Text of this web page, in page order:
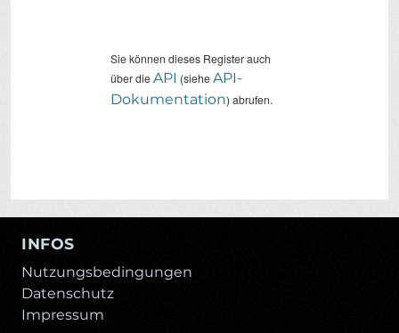
Sie können dieses Register auch
über dieAPI (sieheAPI-
Dokumentation) abrufen.
INFOS
Nutzungsbedingungen
Datenschutz
Impressum